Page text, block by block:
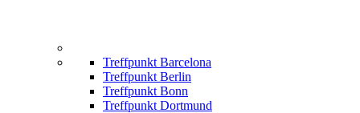
Treffpunkt Barcelona
Treffpunkt Berlin
Treffpunkt Bonn
Treffpunkt Dortmund